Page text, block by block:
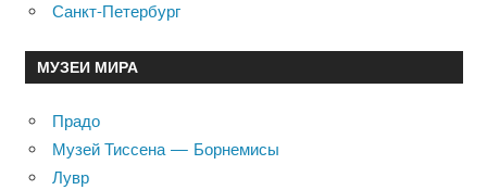
Санкт-Петербург
МУЗЕИ МИРА
Прадо
Музей Тиссена — Борнемисы
Лувр